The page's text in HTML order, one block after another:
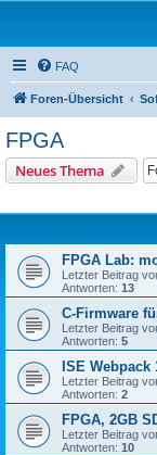
FAQ
Foren-Übersicht
FPGA
Neues Thema
FPGA Lab:
Letzter Beitrag
Antworten: 13
C-Firmware
Letzter Beitrag
Antworten: 5
ISE Webpack
Letzter Beitrag
Antworten: 2
FPGA, 2GB
Letzter Beitrag
Antworten: 10